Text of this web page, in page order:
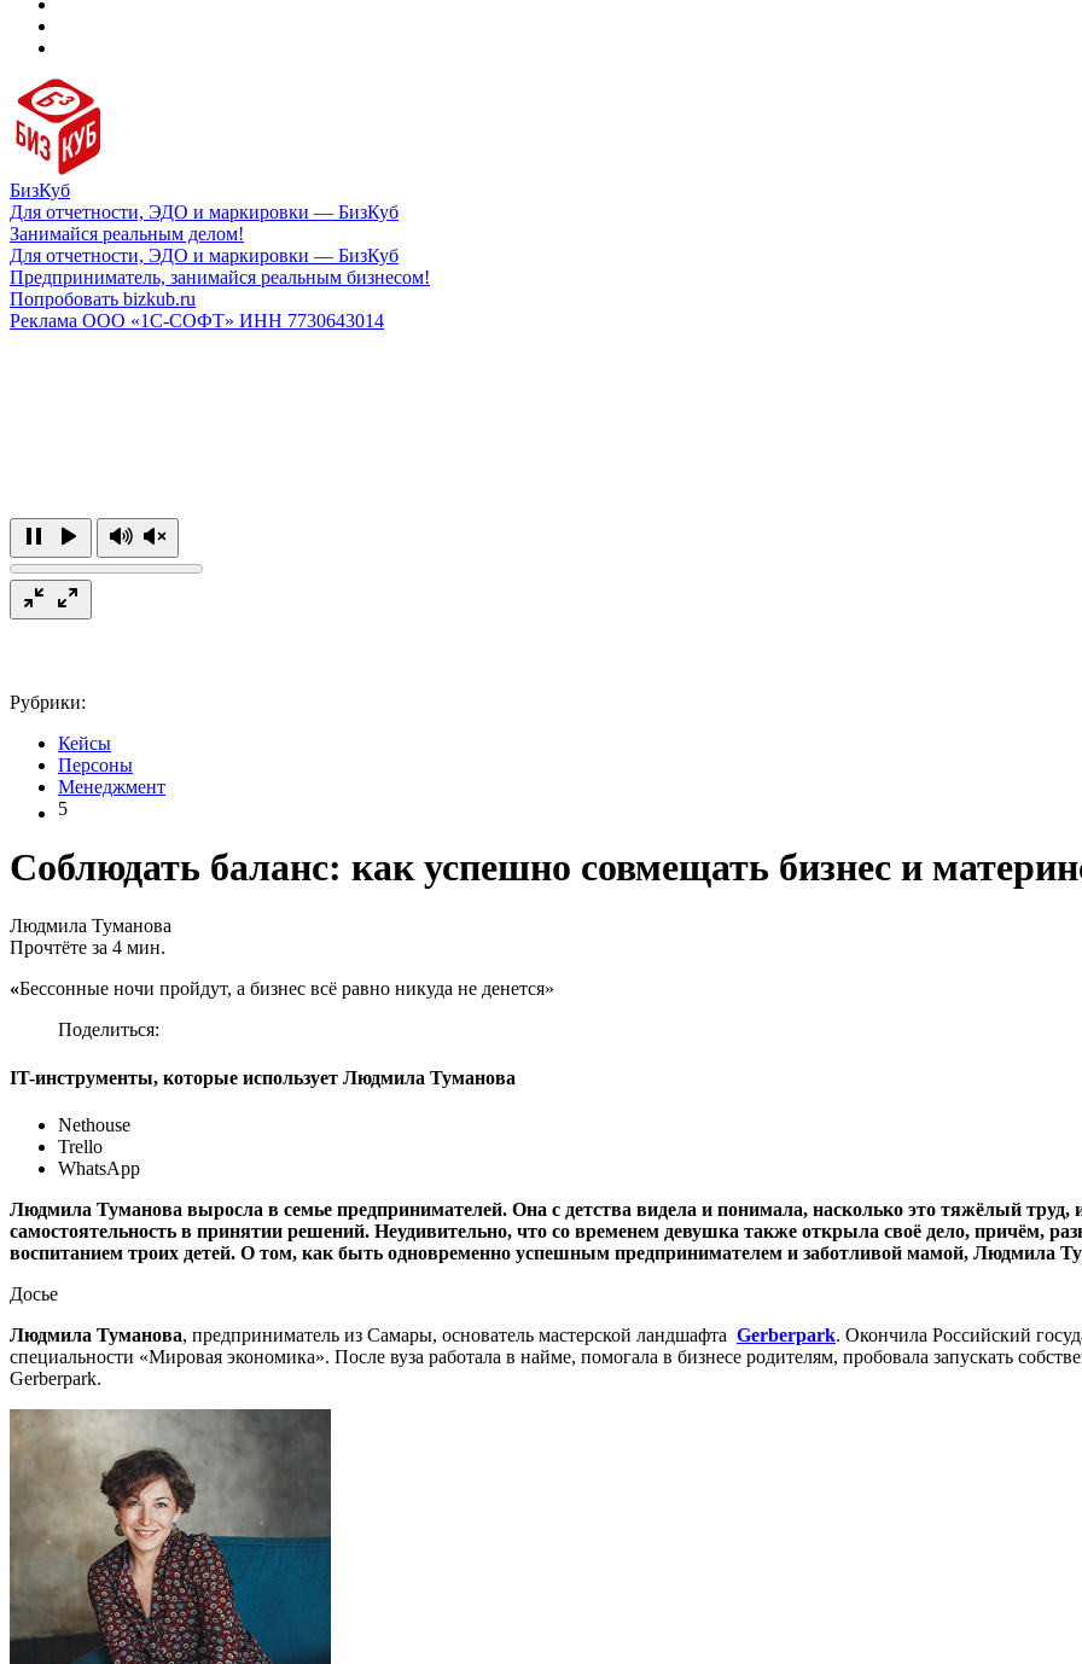
БизКуб
Для отчетности, ЭДО и маркировки — БизКуб
Занимайся реальным делом!
Для отчетности, ЭДО и маркировки — БизКуб
Предприниматель, занимайся реальным бизнесом!
Попробовать bizkub.ru
Реклама ООО «1С-СОФТ» ИНН 7730643014
Рубрики:
Кейсы
Персоны
Менеджмент
5
Соблюдать баланс: как успешно совмещать бизнес и
Людмила Туманова
Прочтёте за 4 мин.
«Бессонные ночи пройдут, а бизнес всё равно никуда не денется»
Поделиться:
IT-инструменты, которые использует Людмила Туманова
Nethouse
Trello
WhatsApp
Людмила Туманова выросла в семье предпринимателей. Она с детства видела и понимала, насколько это тяжёлый труд,
самостоятельность в принятии решений. Неудивительно, что со временем девушка также открыла своё дело, причём,
воспитанием троих детей. О том, как быть одновременно успешным предпринимателем и заботливой мамой, Людмила
Досье
Людмила Туманова, предприниматель из Самары, основатель мастерской ландшафта Gerberpark. Окончила Российский
специальности «Мировая экономика». После вуза работала в найме, помогала в бизнесе родителям, пробовала запускать
Gerberpark.